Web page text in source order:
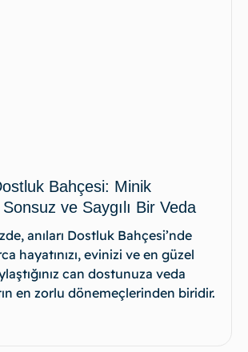
Bahçesi: Minik
ve Saygılı Bir Veda
anıları Dostluk Bahçesi’nde
hayatınızı, evinizi ve en güzel
can dostunuza veda
en zorlu dönemeçlerinden biridir.